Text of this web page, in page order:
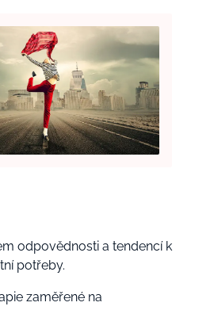
odpovědnosti a tendencí k
potřeby.
zaměřené na